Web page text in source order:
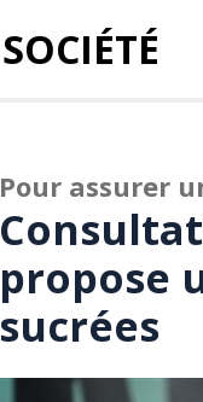
SOCIÉTÉ
Pour assurer
propose
sucrées